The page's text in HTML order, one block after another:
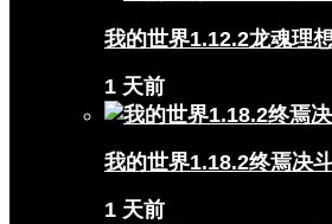
我的世界1.12.2龙魂理
1 天前
我的世界1.18.2终焉决
1 天前